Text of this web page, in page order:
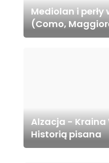
Mediolan i perły
(Como,
Alzacja - Kraina
Historią pisana